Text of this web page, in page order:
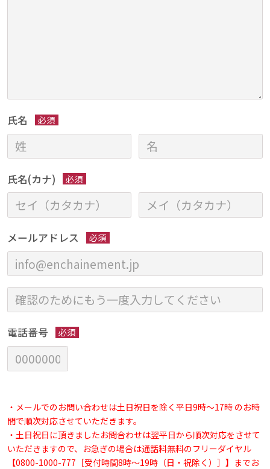
氏名 必須
氏名(カナ) 必須
メールアドレス 必須
電話番号 必須
・メールでのお問い合わせは土日祝日を除く平日9時～17時 のお時
間で順次対応させていただきます。
・土日祝日に頂きましたお問合わせは翌平日から順次対応をさせて
いただきますので、お急ぎの場合は通話料無料のフリーダイヤル
【0800-1000-777［受付時間8時〜19時（日・祝除く）］】までお